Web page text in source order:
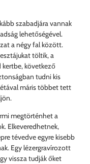
szabadjára vannak
lehetőségével.
a négy fal között.
töltik, a
kertbe, következő
tudni kis
máris többet tett
megtörténhet a
Elkeveredhetnek,
tévedve egyre kisebb
Egy lézergravírozott
vissza tudják őket